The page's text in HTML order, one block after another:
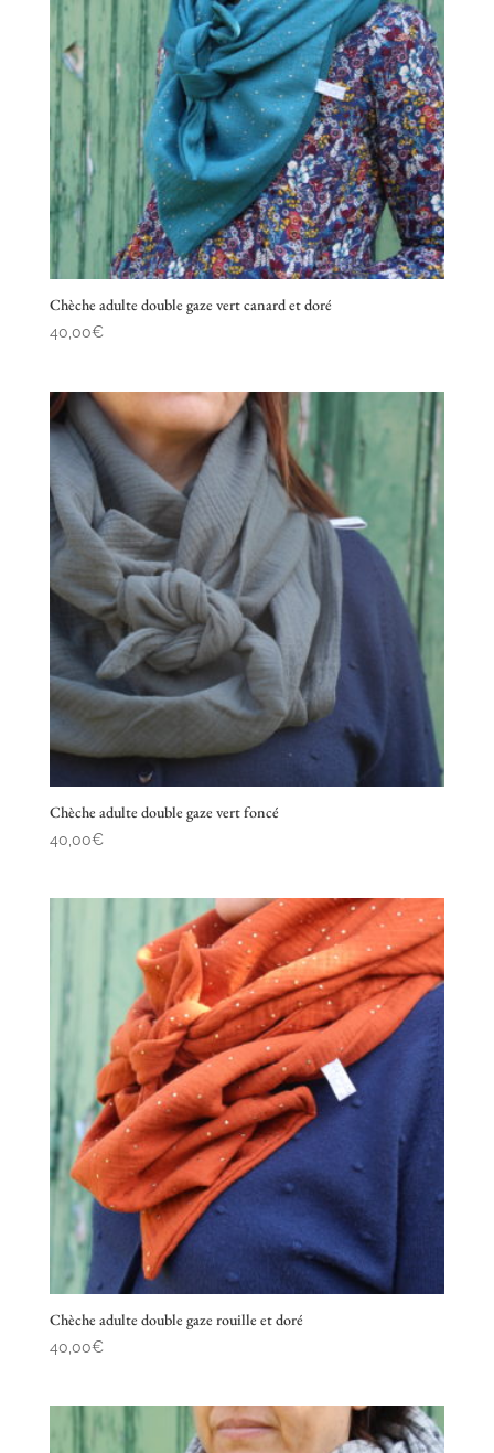
Chèche adulte double gaze vert canard et doré
40,00€
Chèche adulte double gaze vert foncé
40,00€
Chèche adulte double gaze rouille et doré
40,00€